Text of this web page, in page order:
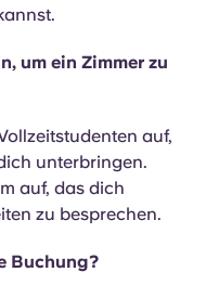
um ein Zimmer zu
auf,
unterbringen.
auf, das dich
zu besprechen.
Buchung?